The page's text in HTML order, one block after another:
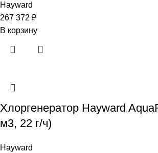
Hayward
267 372 ₽
В корзину
Хлоргенератор Hayward
м3, 22 г/ч)
Hayward